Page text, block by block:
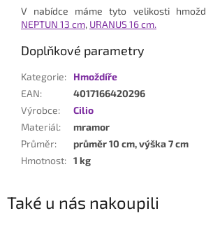
V nabídce máme tyto velikosti
NEPTUN 13 cm, URANUS 16 cm.
Doplňkové parametry
Kategorie:
Hmoždíře
EAN:
4017166420296
Výrobce:
Cilio
Materiál:
mramor
Průměr:
průměr 10 cm, výška 7 cm
Hmotnost: 1 kg
Také u nás nakoupili